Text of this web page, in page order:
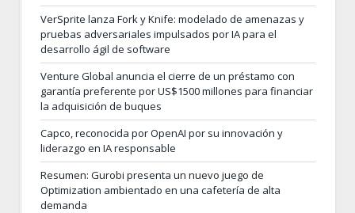
VerSprite lanza Fork y Knife: modelado de amenazas y
pruebas adversariales impulsados por IA para el
desarrollo ágil de software
Venture Global anuncia el cierre de un préstamo con
garantía preferente por US$1500 millones para financiar
la adquisición de buques
Capco, reconocida por OpenAI por su innovación y
liderazgo en IA responsable
Resumen: Gurobi presenta un nuevo juego de
Optimization ambientado en una cafetería de alta
demanda